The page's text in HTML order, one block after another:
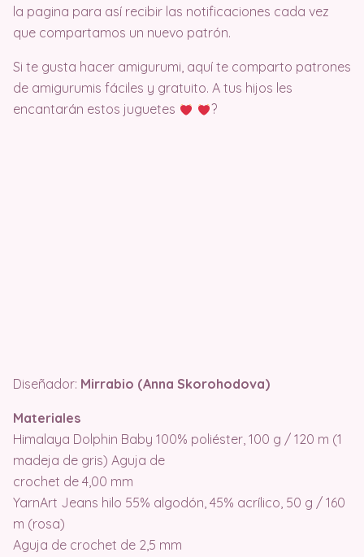
la pagina para así recibir las notificaciones cada vez
que compartamos un nuevo patrón.
Si te gusta hacer amigurumi, aquí te comparto patrones
de amigurumis fáciles y gratuito. A tus hijos les
encantarán estos juguetes
?
Diseñador: Mirrabio (Anna Skorohodova)
Materiales
Himalaya Dolphin Baby 100% poliéster, 100 g / 120 m (1
madeja de gris) Aguja de
crochet de 4,00 mm
YarnArt Jeans hilo 55% algodón, 45% acrílico, 50 g / 160
m (rosa)
Aguja de crochet de 2,5 mm